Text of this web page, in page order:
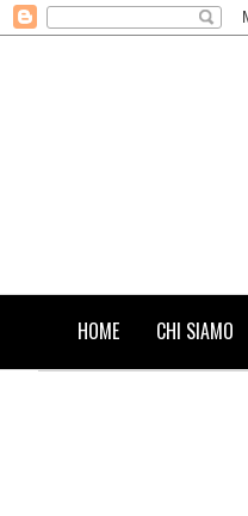
HOME CHI SIAMO